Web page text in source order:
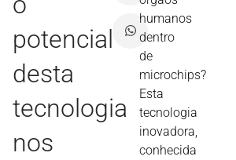
potencial
desta
tecnologia
nos
humanos
dentro
de
microchips?
Esta
tecnologia
inovadora,
conhecida